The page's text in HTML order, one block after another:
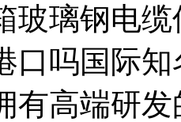
玻璃钢电
口吗国际
有高端研